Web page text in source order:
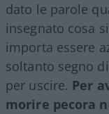
dato le parole
insegnato cosa
importa essere
soltanto segno
per uscire. Per
morire pecora